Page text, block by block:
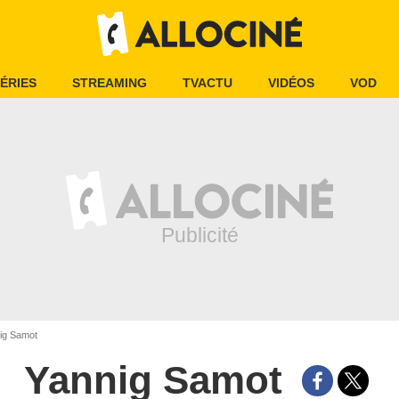
STREAMING TVACTU VIDÉOS VOD
Samot
Yannig Samot